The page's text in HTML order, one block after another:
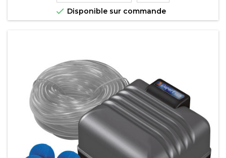
 Disponible sur commande